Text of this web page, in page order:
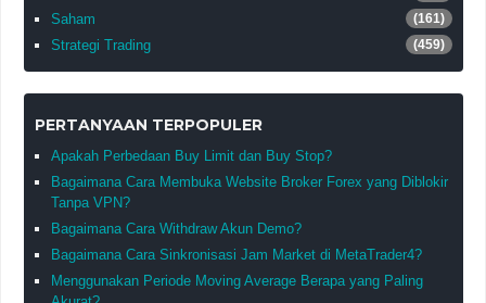
Saham (161)
Strategi Trading (459)
PERTANYAAN TERPOPULER
Apakah Perbedaan Buy Limit dan Buy Stop?
Bagaimana Cara Membuka Website Broker Forex yang Diblokir
Tanpa VPN?
Bagaimana Cara Withdraw Akun Demo?
Bagaimana Cara Sinkronisasi Jam Market di MetaTrader4?
Menggunakan Periode Moving Average Berapa yang Paling